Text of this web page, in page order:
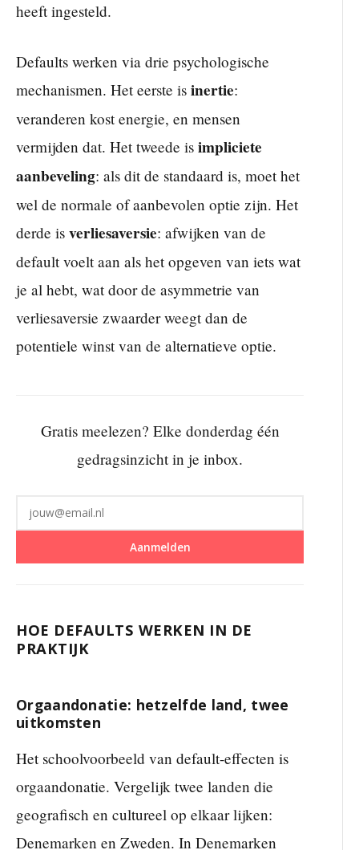
heeft ingesteld.
Defaults werken via drie psychologische
mechanismen. Het eerste is inertie:
veranderen kost energie, en mensen
vermijden dat. Het tweede is impliciete
aanbeveling: als dit de standaard is, moet het
wel de normale of aanbevolen optie zijn. Het
derde is verliesaversie: afwijken van de
default voelt aan als het opgeven van iets wat
je al hebt, wat door de asymmetrie van
verliesaversie zwaarder weegt dan de
potentiele winst van de alternatieve optie.
Gratis meelezen? Elke donderdag één
gedragsinzicht in je inbox.
Aanmelden
HOE DEFAULTS WERKEN IN DE
PRAKTIJK
Orgaandonatie: hetzelfde land, twee
uitkomsten
Het schoolvoorbeeld van default-effecten is
orgaandonatie. Vergelijk twee landen die
geografisch en cultureel op elkaar lijken:
Denemarken en Zweden. In Denemarken